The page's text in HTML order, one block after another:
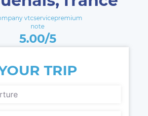
vtcservicepremium
note
5.00/5
TRIP